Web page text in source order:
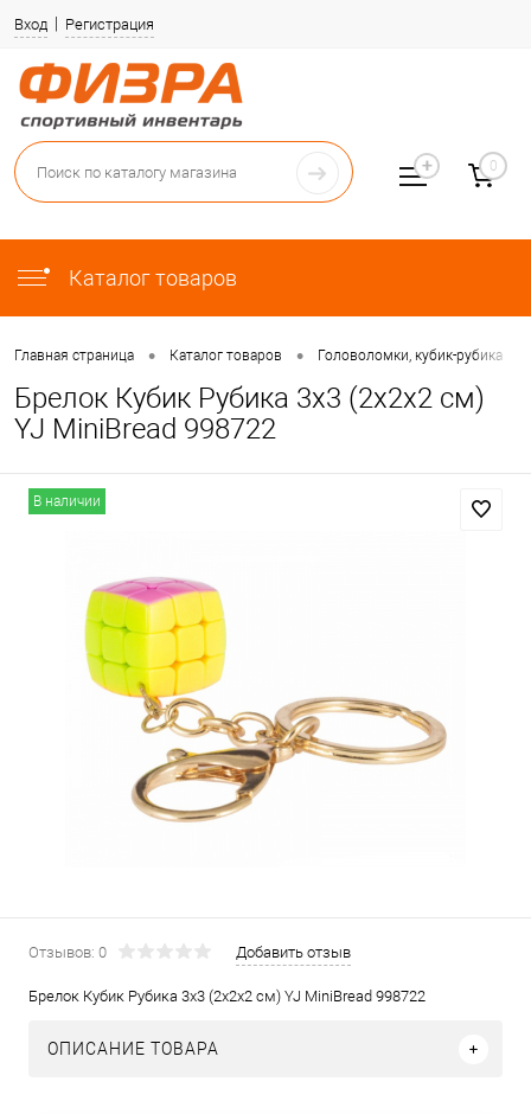
Вход Регистрация
Каталог товаров
0
Главная страница • Каталог товаров • Головоломки, кубик-рубика
Брелок Кубик Рубика 3х3 (2х2х2 см)
YJ MiniBread 998722
В наличии
Отзывов: 0 Добавить отзыв
Брелок Кубик Рубика 3х3 (2х2х2 см) YJ MiniBread 998722
ОПИСАНИЕ ТОВАРА